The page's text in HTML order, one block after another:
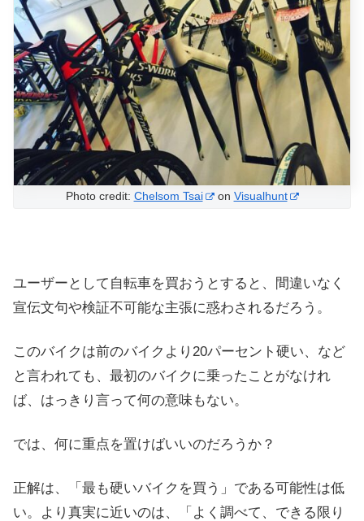
Photo credit: Chelsom Tsai on Visualhunt
ユーザーとして自転車を買おうとすると、間違いなく
宣伝文句や検証不可能な主張に惑わされるだろう。
このバイクは前のバイクより20パーセント硬い、など
と言われても、最初のバイクに乗ったことがなけれ
ば、はっきり言って何の意味もない。
では、何に重点を置けばいいのだろうか？
正解は、「最も硬いバイクを買う」である可能性は低
い。より真実に近いのは、「よく調べて、できる限り